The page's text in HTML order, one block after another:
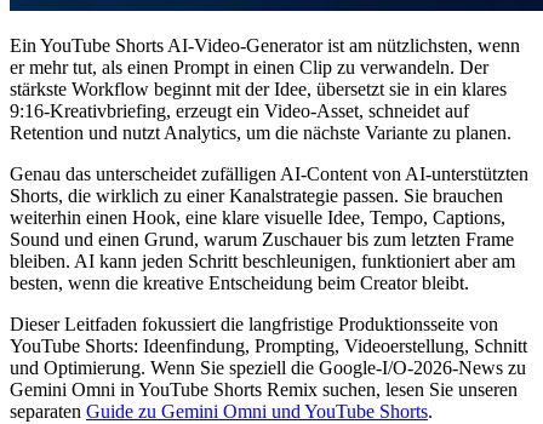
Ein YouTube Shorts AI-Video-Generator ist am nützlichsten, wenn
er mehr tut, als einen Prompt in einen Clip zu verwandeln. Der
stärkste Workflow beginnt mit der Idee, übersetzt sie in ein klares
9:16-Kreativbriefing, erzeugt ein Video-Asset, schneidet auf
Retention und nutzt Analytics, um die nächste Variante zu planen.
Genau das unterscheidet zufälligen AI-Content von AI-unterstützten
Shorts, die wirklich zu einer Kanalstrategie passen. Sie brauchen
weiterhin einen Hook, eine klare visuelle Idee, Tempo, Captions,
Sound und einen Grund, warum Zuschauer bis zum letzten Frame
bleiben. AI kann jeden Schritt beschleunigen, funktioniert aber am
besten, wenn die kreative Entscheidung beim Creator bleibt.
Dieser Leitfaden fokussiert die langfristige Produktionsseite von
YouTube Shorts: Ideenfindung, Prompting, Videoerstellung, Schnitt
und Optimierung. Wenn Sie speziell die Google-I/O-2026-News zu
Gemini Omni in YouTube Shorts Remix suchen, lesen Sie unseren
separaten Guide zu Gemini Omni und YouTube Shorts.